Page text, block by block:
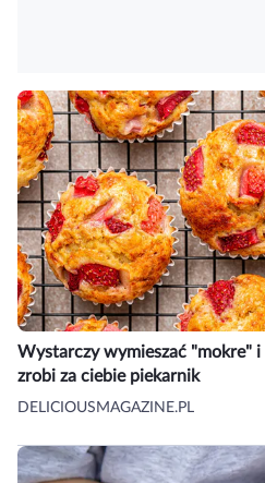
Wystarczy wymieszać "mokre" i
zrobi za ciebie piekarnik
DELICIOUSMAGAZINE.PL